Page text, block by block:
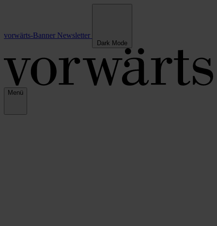
vorwärts-Banner Newsletter
Dark Mode
Menü